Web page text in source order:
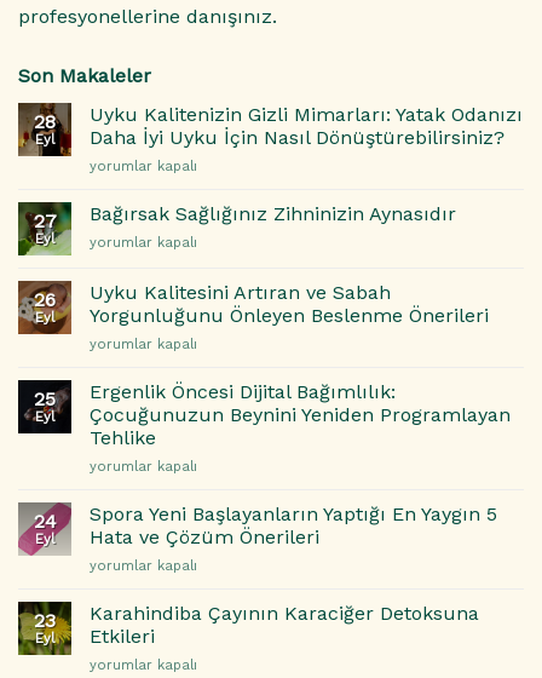
profesyonellerine danışınız.
Son Makaleler
28
Eyl
Uyku Kalitenizin Gizli Mimarları: Yatak Odanızı
Daha İyi Uyku İçin Nasıl Dönüştürebilirsiniz?
Uyku
Gizli
Mimarları:
Yatak
Daha
İyi
Uyku
İçin
Dönüştürebilirsiniz?
için
yorumlar kapalı
27
Eyl
Bağırsak Sağlığınız Zihninizin Aynasıdır
Bağırsak
Zihninizin
Aynasıdır
için
yorumlar kapalı
26
Eyl
Uyku Kalitesini Artıran ve Sabah
Yorgunluğunu Önleyen Beslenme Önerileri
Uyku
Artıran
Sabah
Yorgunluğunu
Önleyen
Önerileri
için
yorumlar kapalı
25
Eyl
Ergenlik Öncesi Dijital Bağımlılık:
Çocuğunuzun Beynini Yeniden Programlayan
Tehlike
Ergenlik
Dijital
Bağımlılık:
Çocuğunuzun
Beynini
Programlayan
Tehlike
yorumlar kapalı
24
Eyl
Spora Yeni Başlayanların Yaptığı En Yaygın 5
Hata ve Çözüm Önerileri
Spora
Başlayanların
Yaptığı
En
Yaygın
yorumlar kapalı
23
Eyl
Karahindiba Çayının Karaciğer Detoksuna
Etkileri
Karahindiba
yorumlar kapalı